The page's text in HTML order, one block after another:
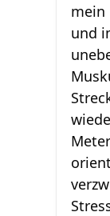
mein
und